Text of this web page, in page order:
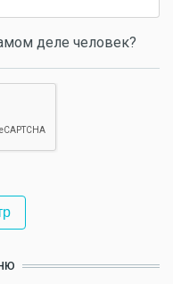
деле человек?